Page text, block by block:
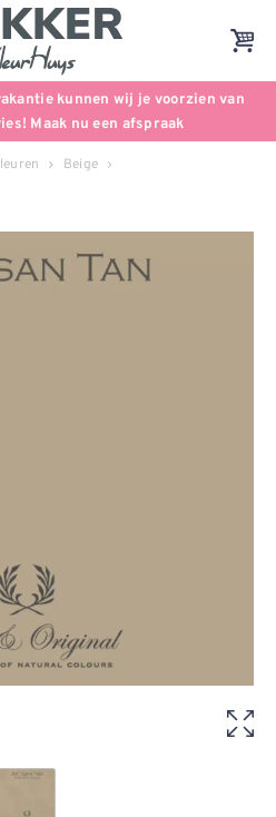
kunnen wij je voorzien van
Maak nu een afspraak
Beige